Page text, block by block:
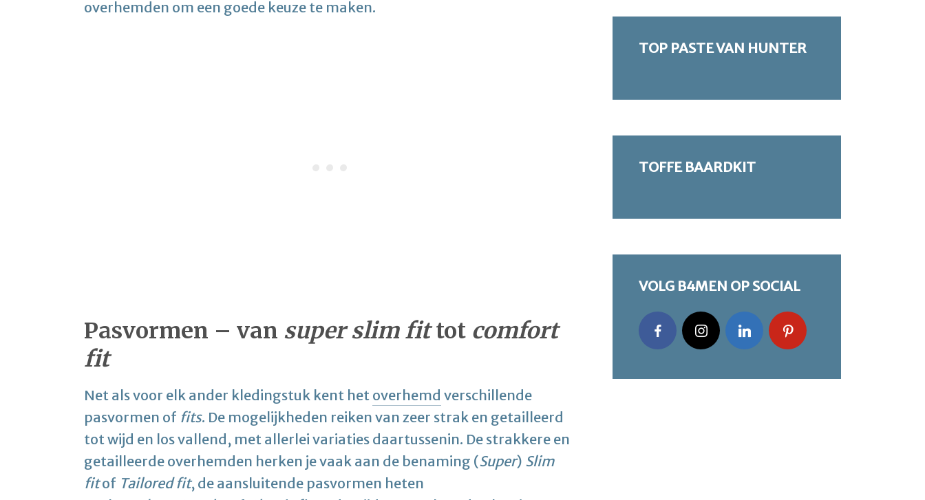
overhemden om een goede keuze te maken.
Pasvormen – van super slim fittot comfort
fit
Net als voor elk ander kledingstuk kent het overhemd verschillende
pasvormen of fits. De mogelijkheden reiken van zeer strak en getailleerd
tot wijd en los vallend, met allerlei variaties daartussenin. De strakkere en
getailleerde overhemden herken je vaak aan de benaming (Super) Slim
fitof Tailored fit, de aansluitende pasvormen heten
TOP PASTE VAN HUNTER
TOFFE BAARDKIT
VOLG B4MEN OP SOCIAL